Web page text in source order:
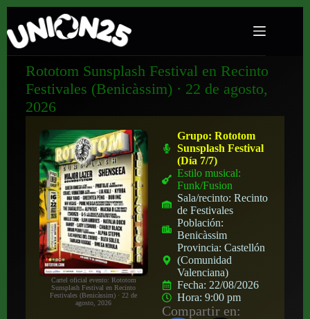
Rototom Sunsplash Festival en Recinto
Festivales (Benicàssim) · 22 de agosto,
2026
Cartel oficial evento: Rototom
Sunsplash Festival en Recinto
Festivales (Benicàssim) · 22 de
agosto, 2026
Grupo:Rototom
Sunsplash Festival
(Día 7/7)
Estilo musical:
Funk/Fusion
Sala/recinto:Recinto
de Festivales
Población:
Benicàssim
Provincia:Castellón
(Comunidad
Valenciana)
Fecha: 22/08/2026
Hora:9:00 pm
Compartir en: